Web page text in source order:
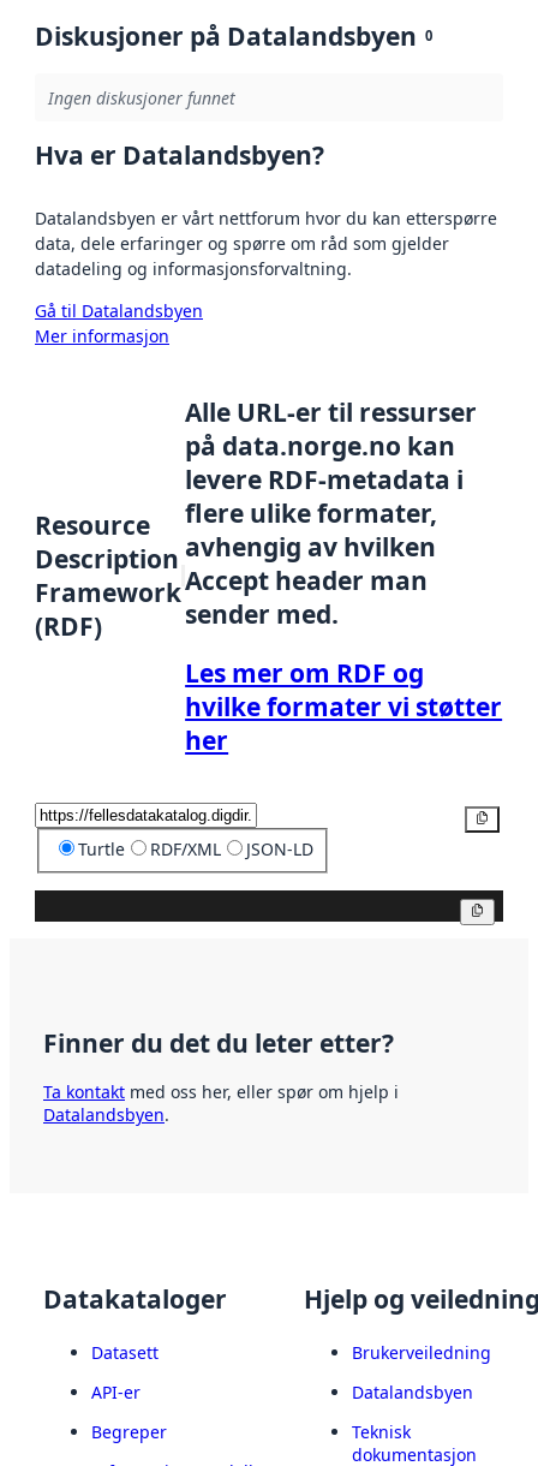
Diskusjoner på Datalandsbyen 0
Ingen diskusjoner funnet
Hva er Datalandsbyen?
Datalandsbyen er vårt nettforum hvor du kan etterspørre
data, dele erfaringer og spørre om råd som gjelder
datadeling og informasjonsforvaltning.
Gå til Datalandsbyen
Mer informasjon
Resource
Description
Framework
(RDF)
Alle URL-er til ressurser
på data.norge.no kan
levere RDF-metadata i
flere ulike formater,
avhengig av hvilken
Accept header man
sender med.
Les mer om RDF og
hvilke formater vi støtter
her
Turtle RDF/XML JSON-LD
Finner du det du leter etter?
Ta kontakt med oss her, eller spør om hjelp i
Datalandsbyen.
Datakataloger
Datasett
API-er
Begreper
Hjelp og
Brukerveiledning
Datalandsbyen
Teknisk
dokumentasjon